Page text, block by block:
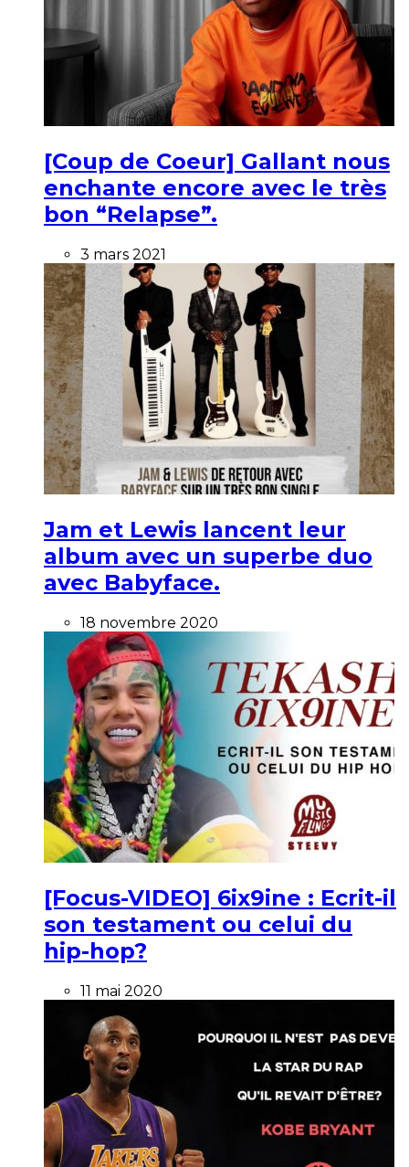
[Coup de Coeur] Gallant nous
enchante encore avec le très
bon “Relapse”.
3 mars 2021
Jam et Lewis lancent leur
album avec un superbe duo
avec Babyface.
18 novembre 2020
[Focus-VIDEO] 6ix9ine : Ecrit-il
son testament ou celui du
hip-hop?
11 mai 2020